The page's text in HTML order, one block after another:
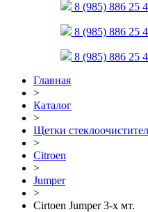
8 (985) 886 25
8 (985) 886 25
8 (985) 886 25
Главная
>
Каталог
>
Щетки
>
Citroen
>
Jumper
>
Cirtoen Jumper 3-х мт.